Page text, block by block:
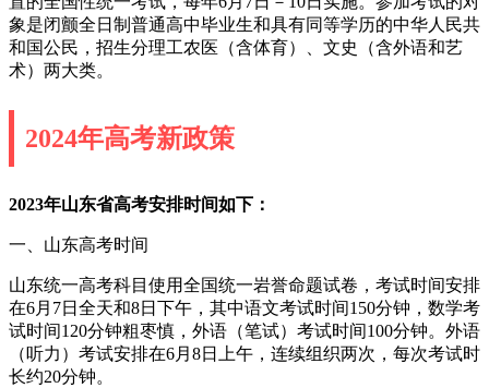
象是闭颤全日制普通高中毕业生和具有同等学历的中华人民共
和国公民，招生分理工农医（含体育）、文史（含外语和艺
术）两大类。
2024年高考新政策
2023年山东省高考安排时间如下：
一、山东高考时间
山东统一高考科目使用全国统一岩誉命题试卷，考试时间安排
在6月7日全天和8日下午，其中语文考试时间150分钟，数学考
试时间120分钟粗枣慎，外语（笔试）考试时间100分钟。外语
（听力）考试安排在6月8日上午，连续组织两次，每次考试时
长约20分钟。